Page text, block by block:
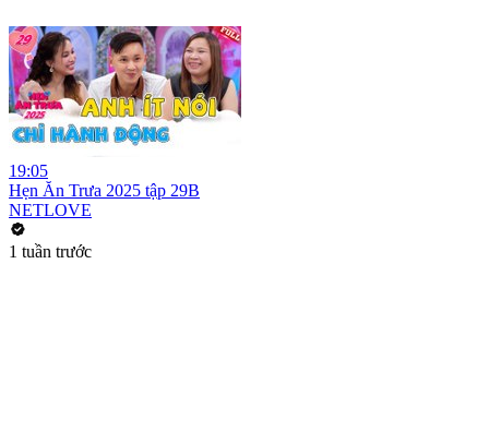
19:05
Hẹn Ăn Trưa 2025 tập 29B
NETLOVE
1 tuần trước